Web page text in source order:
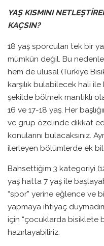
YAŞ KISMINI
KAÇSIN?
18 yaş sporcuları tek bir
mümkün değil. Bu
hem de ulusal (Türkiye
karşılık bulabilecek hali ile
şekilde bölmek mantıklı
16 ve 17-18 yaş. Her
ve grup özelinde dikkat
konularını bulacaksınız.
ilerleyen bölümlerde ek
Bahsettiğim 3 kategoriyi
yaş hatta 7 yaş ile
“spor” yerine eğlence ve
yapmaya ihtiyaç
için “çocuklarda bisiklete
hazırlayabiliriz.